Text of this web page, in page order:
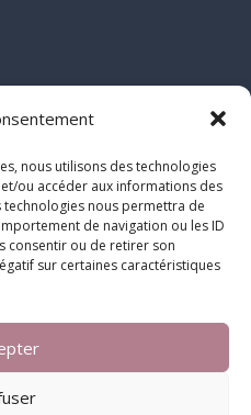
nous utilisons des technologies
ou accéder aux informations des
nous permettra de
de navigation ou les ID
consentir ou de retirer son
sur certaines caractéristiques